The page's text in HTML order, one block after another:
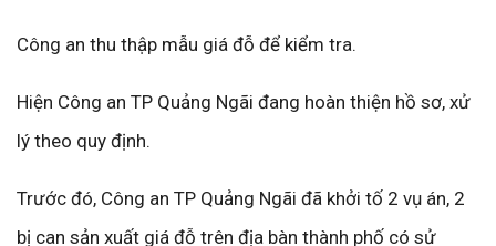
Công an thu thập mẫu giá đỗ để kiểm tra.
Hiện Công an TP Quảng Ngãi đang hoàn thiện hồ sơ, xử
lý theo quy định.
Trước đó, Công an TP Quảng Ngãi đã khởi tố 2 vụ án, 2
bị can sản xuất giá đỗ trên địa bàn thành phố có sử